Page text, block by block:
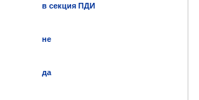
в секция ПДИ
не
да